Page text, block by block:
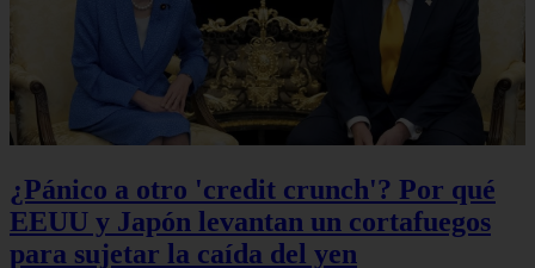
¿Pánico a otro 'credit crunch'? Por qué
EEUU y Japón levantan un cortafuegos
para sujetar la caída del yen